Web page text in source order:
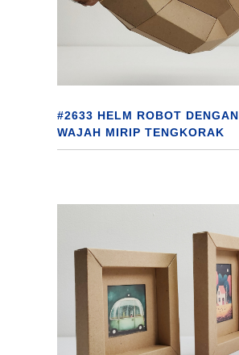
#2633 HELM ROBOT DENGAN
WAJAH MIRIP TENGKORAK